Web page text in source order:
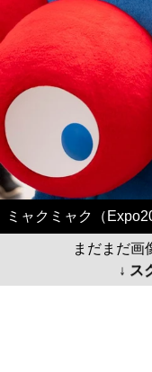
ミャクミャク（
まだまだ画
↓ ス